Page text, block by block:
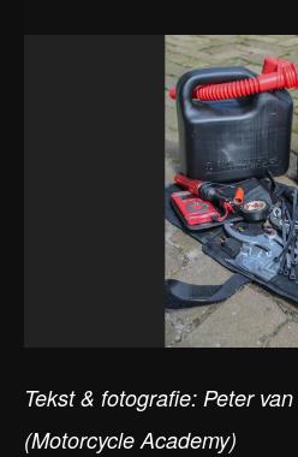
Tekst & fotografie: Peter
(Motorcycle Academy)